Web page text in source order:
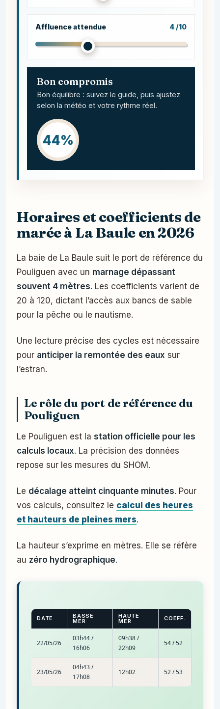
Affluence attendue 4 /10
Bon compromis
Bon équilibre : suivez le guide, puis ajustez
selon la météo et votre rythme réel.
44%
Horaires et coefficients de
marée à La Baule en 2026
La baie de La Baule suit le port de référence du
Pouliguen avec un marnage dépassant
souvent 4 mètres. Les coefficients varient de
20 à 120, dictant l’accès aux bancs de sable
pour la pêche ou le nautisme.
Une lecture précise des cycles est nécessaire
pour anticiper la remontée des eaux sur
l’estran.
Le rôle du port de référence du
Pouliguen
Le Pouliguen est la station officielle pour les
calculs locaux. La précision des données
repose sur les mesures du SHOM.
Le décalage atteint cinquante minutes. Pour
vos calculs, consultez le calcul des heures
et hauteurs de pleines mers.
La hauteur s’exprime en mètres. Elle se réfère
au zéro hydrographique.
DATE BASSE
MER
HAUTE
MER COEFF.
22/05/26
03h44 /
16h06
09h38 /
22h09
54 / 52
23/05/26
04h43 /
17h08
12h02 52 / 53